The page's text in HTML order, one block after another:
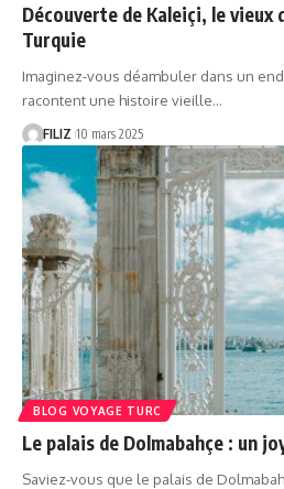
Découverte de Kaleiçi, le vieux
Turquie
Imaginez-vous déambuler dans un
racontent une histoire vieille…
FILIZ 10 mars 2025
BLOG VOYAGE TURC
Le palais de Dolmabahçe : un
Saviez-vous que le palais de